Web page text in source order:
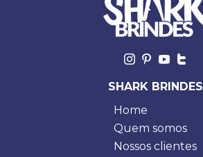
SHARK BRINDES
Home
Quem somos
Nossos clientes